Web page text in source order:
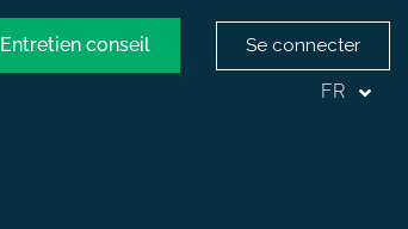
Entretien conseil Se connecter
FR